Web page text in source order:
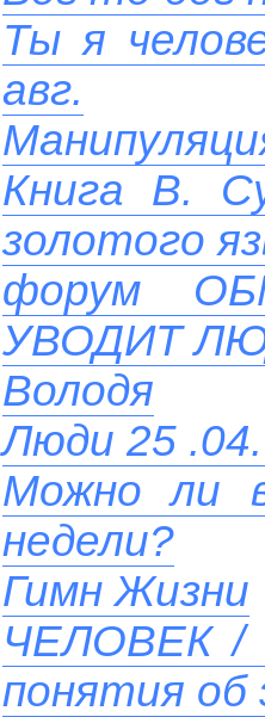
Ты я
авг.
Книга В.
золотого
форум
УВОДИТ
Володя
Люди 25
Можно ли
недели?
Гимн Жизни
ЧЕЛОВЕК /
понятия об